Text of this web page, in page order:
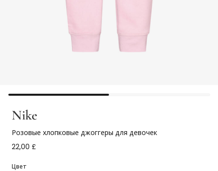
Nike
Розовые хлопковые джоггеры для девочек
22,00 £
Цвет